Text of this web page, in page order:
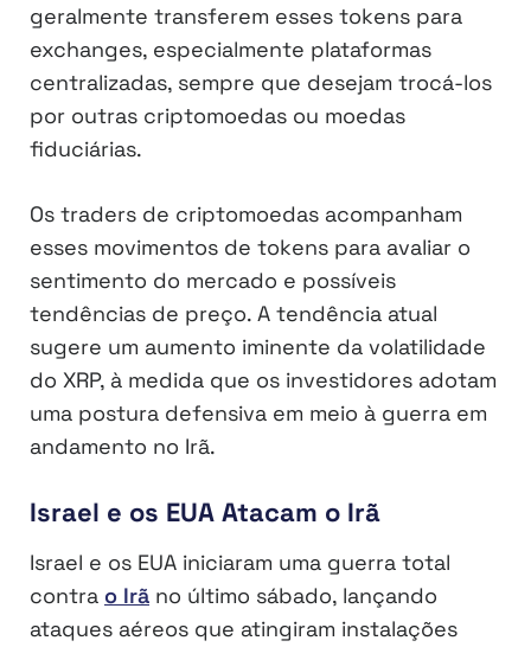
geralmente transferem esses tokens para
exchanges, especialmente plataformas
centralizadas, sempre que desejam trocá-los
por outras criptomoedas ou moedas
fiduciárias.
Os traders de criptomoedas acompanham
esses movimentos de tokens para avaliar o
sentimento do mercado e possíveis
tendências de preço. A tendência atual
sugere um aumento iminente da volatilidade
do XRP, à medida que os investidores adotam
uma postura defensiva em meio à guerra em
andamento no Irã.
Israel e os EUA Atacam o Irã
Israel e os EUA iniciaram uma guerra total
contra o Irã no último sábado, lançando
ataques aéreos que atingiram instalações